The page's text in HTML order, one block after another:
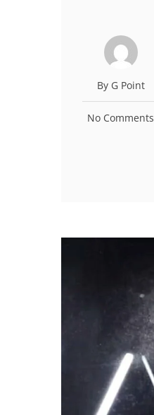
By G Point
No Comments